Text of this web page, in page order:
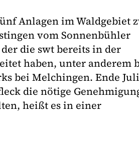
Anlagen im Waldgebiet
vom Sonnenbühler
die swt bereits in der
haben, unter anderem
bei Melchingen. Ende
die nötige
heißt es in einer